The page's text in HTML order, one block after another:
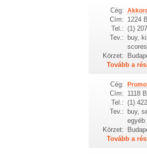
Cég:
Cím: 1224
Tel.: (1)
Tev.:
buy,
Körzet:
Tovább a
Cég:
Cím: 1118
Tel.: (1)
Tev.:
buy,
egyéb
Körzet:
Tovább a